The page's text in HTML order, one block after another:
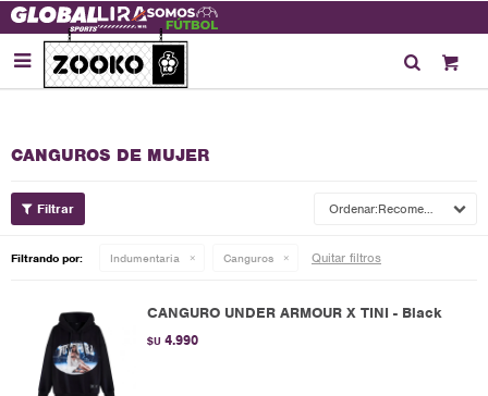

CANGUROS DE MUJER
Recomendados
Filtrando por: Indumentaria Canguros Quitar filtros
CANGURO UNDER ARMOUR X TINI - Black
$U 4.990